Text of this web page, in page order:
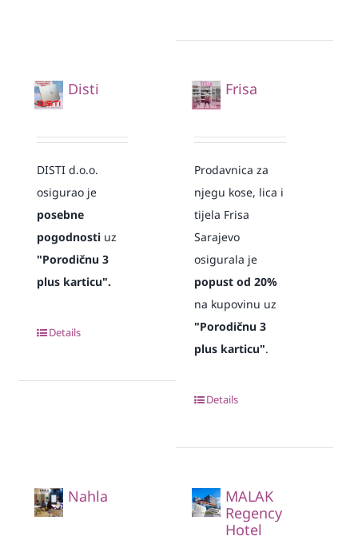
Disti
DISTI d.o.o.
osigurao je
posebne
pogodnostiuz
"Porodičnu 3
plus karticu".
Details
Frisa
Prodavnica za
njegu kose, lica i
tijela Frisa
Sarajevo
osigurala je
popust od 20%
na kupovinu uz
"Porodičnu 3
plus karticu".
Details
Nahla
MALAK
Regency
Hotel